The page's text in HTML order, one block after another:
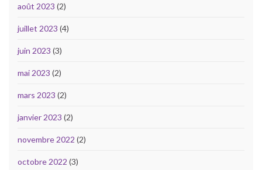
août 2023 (2)
juillet 2023 (4)
juin 2023 (3)
mai 2023 (2)
mars 2023 (2)
janvier 2023 (2)
novembre 2022 (2)
octobre 2022 (3)